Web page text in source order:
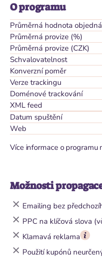
O programu
Průměrná hodnota
Průměrná provize (%)
Průměrná provize (CZK)
Schvalovatelnost
Konverzní poměr
Verze trackingu
Doménové trackování
XML feed
Datum spuštění
Web
Více informace o programu
Možnosti
Emailing bez
PPC na klíčová slova
Klamavá reklama
Použití kupónů